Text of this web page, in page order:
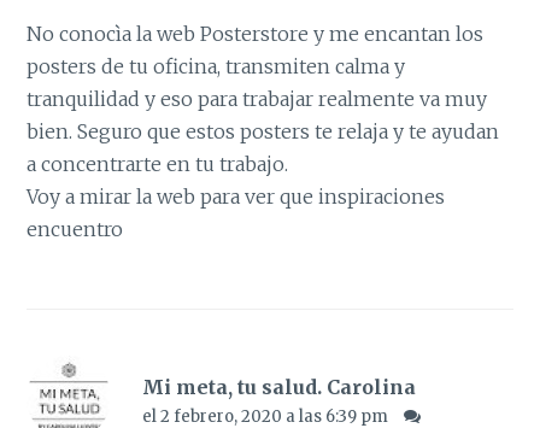
No conocìa la web Posterstore y me encantan los
posters de tu oficina, transmiten calma y
tranquilidad y eso para trabajar realmente va muy
bien. Seguro que estos posters te relaja y te ayudan
a concentrarte en tu trabajo.
Voy a mirar la web para ver que inspiraciones
encuentro
Mi meta, tu salud. Carolina
el 2 febrero, 2020 a las 6:39 pm